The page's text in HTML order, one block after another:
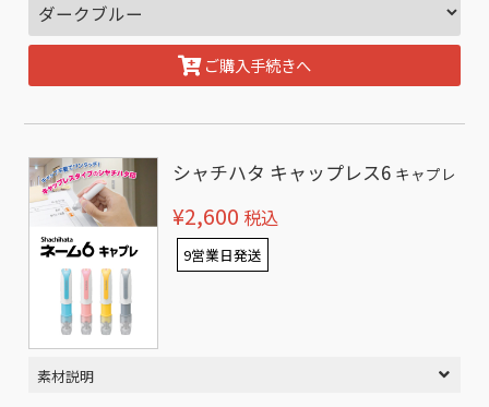
ご購入手続きへ
シャチハタ キャップレス6 キャプレ
¥2,600 税込
9営業日発送
素材説明